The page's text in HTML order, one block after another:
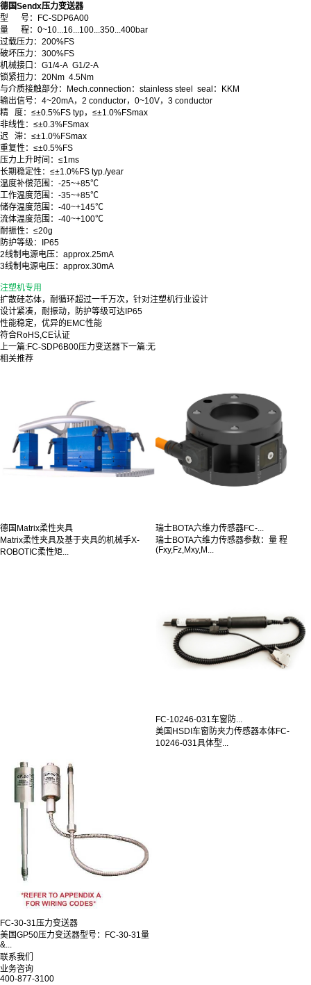
德国Sendx压力变送器
型 号：FC-SDP6A00
量 程：0~10...16...100...350...400bar
过载压力：200%FS
破坏压力：300%FS
机械接口：G1/4-A G1/2-A
锁紧扭力：20Nm 4.5Nm
与介质接触部分：Mech.connection：stainless steel seal：KKM
输出信号：4~20mA，2 conductor，0~10V，3 conductor
精 度：≤±0.5%FS typ，≤±1.0%FSmax
非线性：≤±0.3%FSmax
迟 滞： ≤±1.0%FSmax
重复性： ≤±0.5%FS
压力上升时间：≤1ms
长期稳定性： ≤±1.0%FS typ./year
温度补偿范围：-25~+85℃
工作温度范围：-35~+85℃
储存温度范围：-40~+145℃
流体温度范围：-40~+100℃
耐振性：≤20g
防护等级：IP65
2线制电源电压：approx.25mA
3线制电源电压：approx.30mA
注塑机专用
扩散硅芯体，耐循环超过一千万次，针对注塑机行业设计
设计紧凑，耐振动，防护等级可达IP65
性能稳定，优异的EMC性能
符合RoHS,CE认证
上一篇:FC-SDP6B00压力变送器 下一篇:无
相关推荐
德国Matrix柔性夹具
Matrix柔性夹具及基于夹具的机械手X-
ROBOTIC柔性矩...
瑞士BOTA六维力传感器FC-...
瑞士BOTA六维力传感器参数：量 程
(Fxy,Fz,Mxy,M...
FC-10246-031车窗防...
美国HSDI车窗防夹力传感器本体FC-
10246-031具体型...
FC-30-31压力变送器
美国GP50压力变送器型号：FC-30-31量
&...
联系我们
业务咨询
400-877-3100